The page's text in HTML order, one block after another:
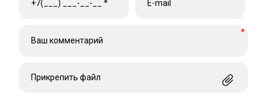
*
Прикрепить файл